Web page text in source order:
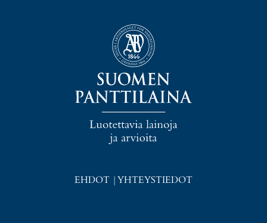
EHDOT YHTEYSTIEDOT